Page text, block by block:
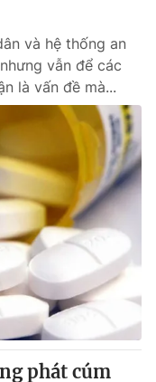
và hệ thống an
vẫn để các
là vấn đề mà...
phát cúm